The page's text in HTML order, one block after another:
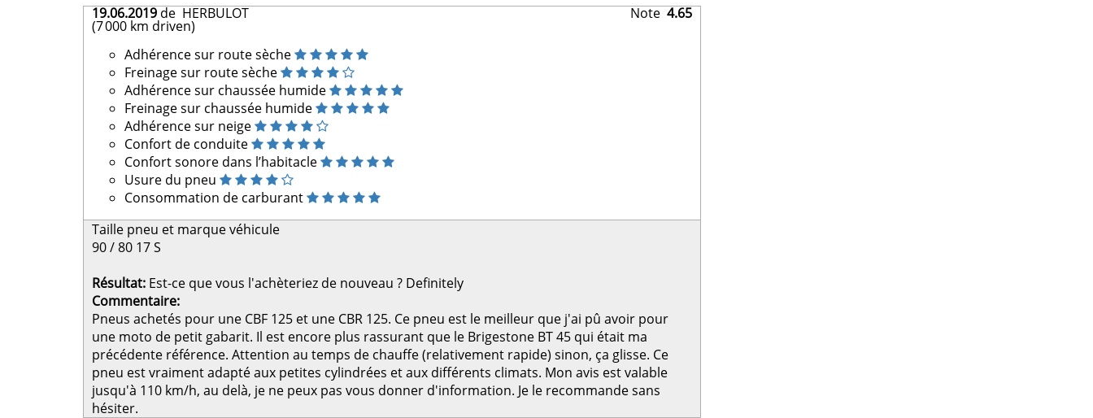
19.06.2019de HERBULOT Note4.65
(7 000 km driven)
Adhérence sur route sèche
Freinage sur route sèche
Adhérence sur chaussée humide
Freinage sur chaussée humide
Adhérence sur neige
Confort de conduite
Confort sonore dans l’habitacle
Usure du pneu
Consommation de carburant
Taille pneu et marque véhicule
90 / 80 17 S
Résultat: Est-ce que vous l'achèteriez de nouveau ? Definitely
Commentaire:
Pneus achetés pour une CBF 125 et une CBR 125. Ce pneu est le meilleur que j'ai pû avoir pour
une moto de petit gabarit. Il est encore plus rassurant que le Brigestone BT 45 qui était ma
précédente référence. Attention au temps de chauffe (relativement rapide) sinon, ça glisse. Ce
pneu est vraiment adapté aux petites cylindrées et aux différents climats. Mon avis est valable
jusqu'à 110 km/h, au delà, je ne peux pas vous donner d'information. Je le recommande sans
hésiter.